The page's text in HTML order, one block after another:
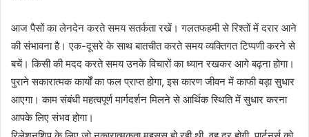
आज पैसों का लेनदेन करते समय सतर्कता रखें। गलतफहमी से रिश्तों में दरार आने
की संभावना है। एक-दूसरे के साथ बातचीत करते समय व्यक्तिगत टिप्पणी करने से
बचें। किसी की मदद करते समय उनके विचारों का ध्यान रखकर आगे बढ़ना होगा।
पुराने सकारात्मक कार्यों का फल प्राप्त होगा, इस कारण जीवन में काफी बड़ा सुधार
आएगा। काम संबंधी महत्वपूर्ण मार्गदर्शन मिलने से आर्थिक स्थिति में सुधार करना
आपके लिए संभव होगा।